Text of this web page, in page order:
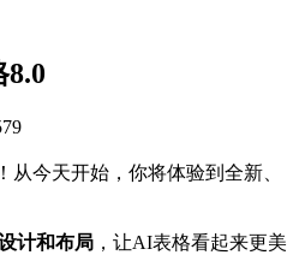
今天开始，你将体验到全新、
计和布局 ，让AI表格看起来更美